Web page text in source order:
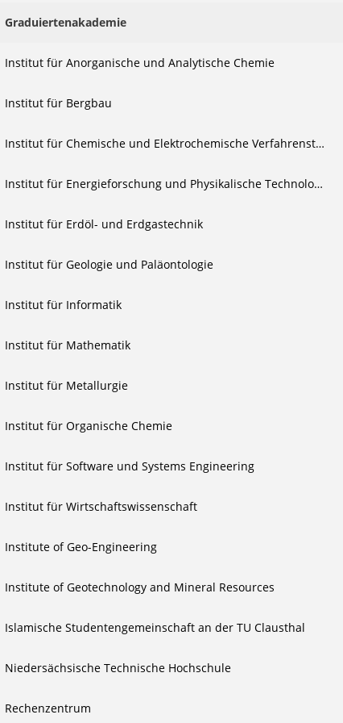
Kurzinformationen
16.02.2022
All Rights Reserved
Mitwirkende
Aufnahme Jeremias Hübner
Embed Code
Für das Einbetten von Videos auf Typo3 Seiten der TU Clausthal
Typo3 bereitgestellte
Plugin.
Hinweise / Weitere Informationen
FAQ zum Videoserver
Graduiertenakademie
Institut für Anorganische und Analytische Chemie
Institut für Bergbau
Institut für Chemische und Elektrochemische Verfahrenstechnik
Institut für Energieforschung und Physikalische Technologien
Institut für Erdöl- und Erdgastechnik
Institut für Geologie und Paläontologie
Institut für Informatik
Institut für Mathematik
Institut für Metallurgie
Institut für Organische Chemie
Institut für Software und Systems Engineering
Institut für Wirtschaftswissenschaft
Institute of Geo-Engineering
Institute of Geotechnology and Mineral Resources
Islamische Studentengemeinschaft an der TU Clausthal
Niedersächsische Technische Hochschule
Rechenzentrum